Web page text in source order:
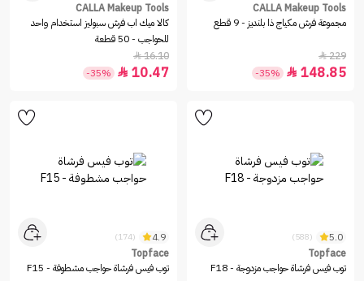
CALLA Makeup Tools
مجموعة فرش مكياج ذا بلنديز - 9 قطع
229

148.85

-35%
CALLA Makeup Tools
كالا ميك اب فرش سبوليز استخدام واحد
للحواجب - 50 قطعة
16.10

10.47

-35%
5.0
(588)
Topface
توب فيس فرشاة حواجب مزدوجة - F18
4.9
(174)
Topface
توب فيس فرشاة حواجب مشطوفة - F15